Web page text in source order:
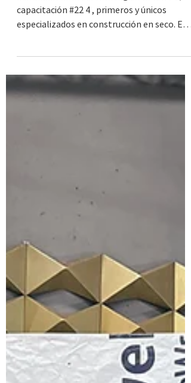
CECATEC.
Instalador de Steel framing en CECATEC,
especializados en construcción en seco. Es
un curso...